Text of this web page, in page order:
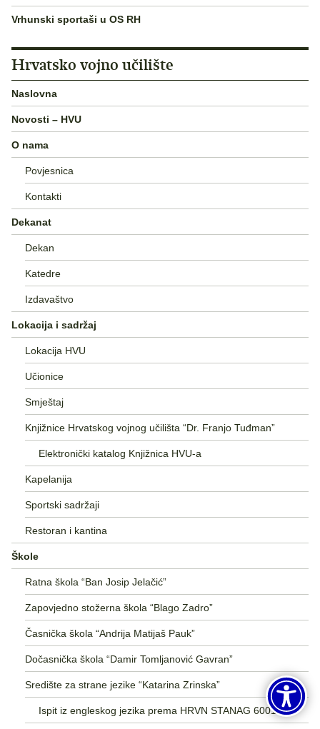
Vrhunski sportaši u OS RH
Hrvatsko vojno učilište
Naslovna
Novosti – HVU
O nama
Povjesnica
Kontakti
Dekanat
Dekan
Katedre
Izdavaštvo
Lokacija i sadržaj
Lokacija HVU
Učionice
Smještaj
Knjižnice Hrvatskog vojnog učilišta “Dr. Franjo Tuđman”
Elektronički katalog Knjižnica HVU-a
Kapelanija
Sportski sadržaji
Restoran i kantina
Škole
Ratna škola “Ban Josip Jelačić”
Zapovjedno stožerna škola “Blago Zadro”
Časnička škola “Andrija Matijaš Pauk”
Dočasnička škola “Damir Tomljanović Gavran”
Središte za strane jezike “Katarina Zrinska”
Ispit iz engleskog jezika prema HRVN STANAG 6001